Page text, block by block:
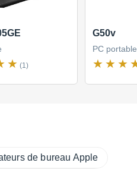
(1)
G50v
PC portable
de bureau Apple